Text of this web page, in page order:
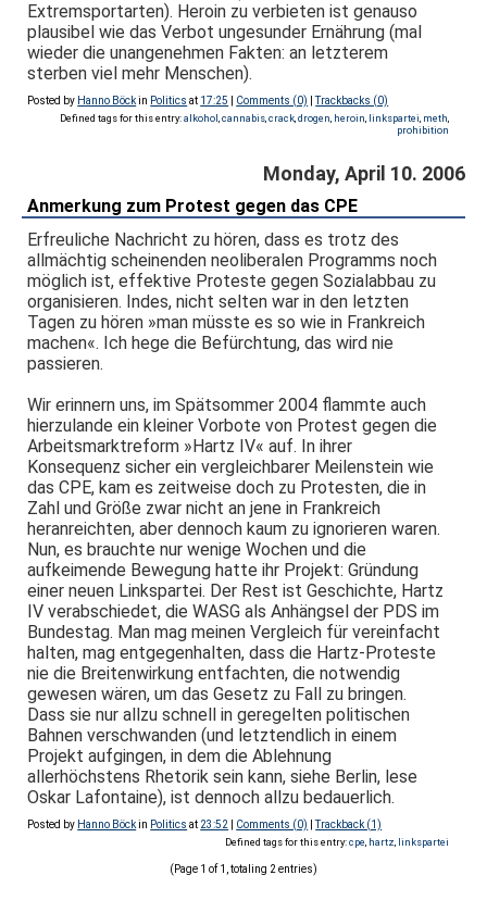
Extremsportarten). Heroin zu verbieten ist genauso
plausibel wie das Verbot ungesunder Ernährung (mal
wieder die unangenehmen Fakten: an letzterem
sterben viel mehr Menschen).
Posted by Hanno Böckin Politics at 17:25 Comments (0) |Trackbacks (0)
Defined tags for this entry:alkohol cannabis, crack, drogen heroin linkspartei meth
prohibition
Monday, April 10. 2006
Anmerkung zum Protest gegen das CPE
Erfreuliche Nachricht zu hören, dass es trotz des
allmächtig scheinenden neoliberalen Programms noch
möglich ist, effektive Proteste gegen Sozialabbau zu
organisieren. Indes, nicht selten war in den letzten
Tagen zu hören »man müsste es so wie in Frankreich
machen«. Ich hege die Befürchtung, das wird nie
passieren.
Wir erinnern uns, im Spätsommer 2004 flammte auch
hierzulande ein kleiner Vorbote von Protest gegen die
Arbeitsmarktreform »Hartz IV« auf. In ihrer
Konsequenz sicher ein vergleichbarer Meilenstein wie
das CPE, kam es zeitweise doch zu Protesten, die in
Zahl und Größe zwar nicht an jene in Frankreich
heranreichten, aber dennoch kaum zu ignorieren waren.
Nun, es brauchte nur wenige Wochen und die
aufkeimende Bewegung hatte ihr Projekt: Gründung
einer neuen Linkspartei. Der Rest ist Geschichte, Hartz
IV verabschiedet, die WASG als Anhängsel der PDS im
Bundestag. Man mag meinen Vergleich für vereinfacht
halten, mag entgegenhalten, dass die Hartz-Proteste
nie die Breitenwirkung entfachten, die notwendig
gewesen wären, um das Gesetz zu Fall zu bringen.
Dass sie nur allzu schnell in geregelten politischen
Bahnen verschwanden (und letztendlich in einem
Projekt aufgingen, in dem die Ablehnung
allerhöchstens Rhetorik sein kann, siehe Berlin, lese
Oskar Lafontaine), ist dennoch allzu bedauerlich.
Posted by Hanno Böckin Politics at 23:52 Comments (0) |Trackback (1)
Defined tags for this entry:cpe hartz linkspartei
(Page 1 of 1, totaling 2 entries)